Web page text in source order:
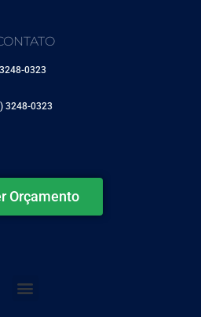
0323
3248-0323
Orçamento